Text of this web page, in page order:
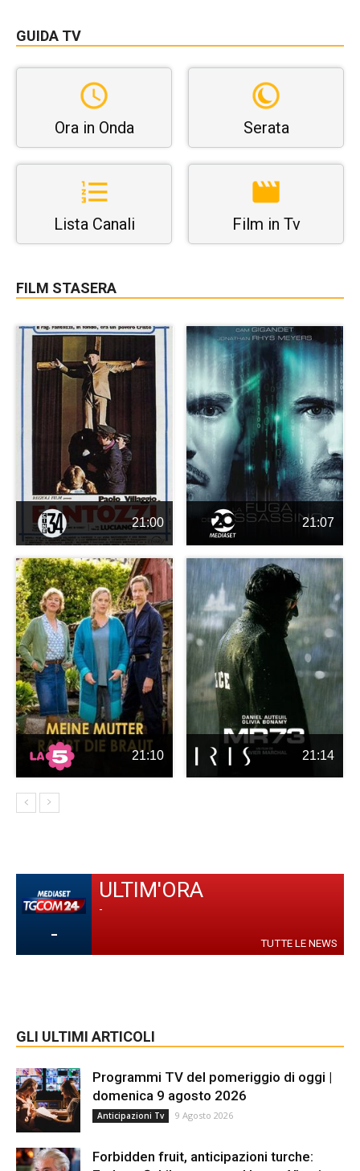
GUIDA TV
Ora in Onda Serata
Lista Canali Film in Tv
FILM STASERA
21:00 21:07
21:10 21:14
-
ULTIM'ORA
-
TUTTE LE NEWS
GLI ULTIMI ARTICOLI
Programmi TV del pomeriggio di oggi |
domenica 9 agosto 2026
Anticipazioni Tv 9 Agosto 2026
Forbidden fruit, anticipazioni turche: